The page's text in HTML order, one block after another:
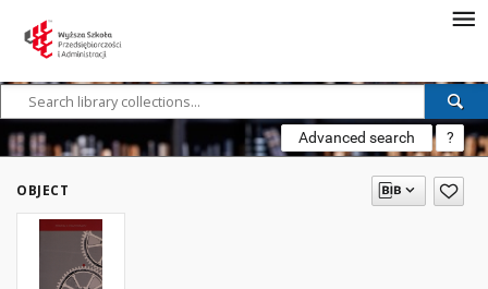
Advanced search ?
OBJECT